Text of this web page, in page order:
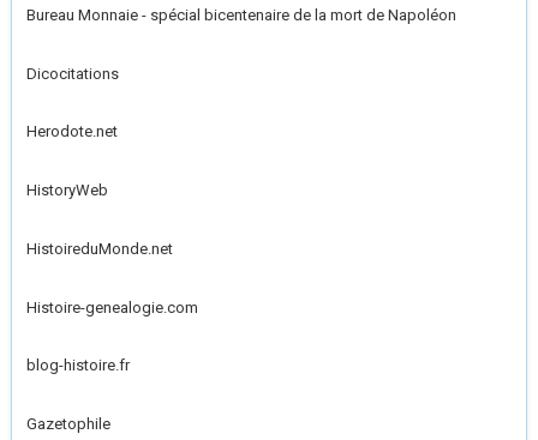
Bureau Monnaie - spécial bicentenaire de la mort de Napoléon
Dicocitations
Herodote.net
HistoryWeb
HistoireduMonde.net
Histoire-genealogie.com
blog-histoire.fr
Gazetophile